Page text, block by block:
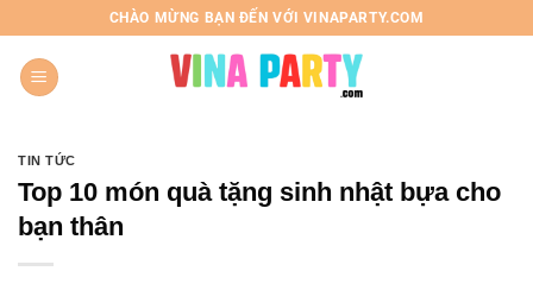
đến
nội
dung
CHÀO MỪNG BẠN ĐẾN VỚI VINAPARTY.COM
TIN TỨC
Top 10 món quà tặng sinh nhật bựa cho
bạn thân